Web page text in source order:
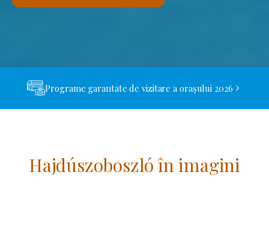
Programe garantate de vizitare a orașului 2026
Hajdúszoboszló în imagini